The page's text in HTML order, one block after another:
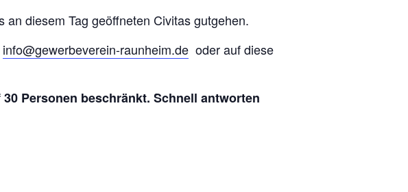
diesem Tag geöffneten Civitas gutgehen.
info@gewerbeverein-raunheim.de oder auf diese
Personen beschränkt. Schnell antworten